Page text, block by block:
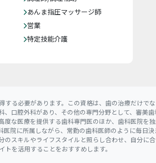
あんま指圧マッサージ師
営業
特定技能介護
る必要があります。この資格は、歯の治療だけで
口腔外科があり、その他の専門分野として、審美
な医療を提供する歯科専門医のほか、歯科医院を
院に所属しながら、常勤の歯科医師のように毎日
スキルやライフスタイルと照らし合わせ、自分に
を活用することをおすすめします。